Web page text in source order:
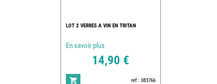
LOT 2 VERRES A VIN EN TRITAN
En savoir plus
14,90 €
ref : 083766